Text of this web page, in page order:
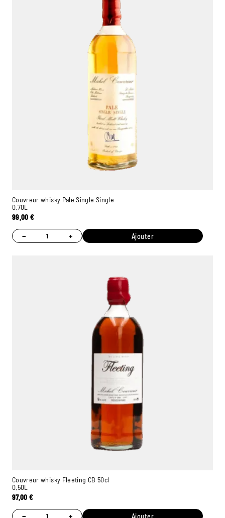
Couvreur whisky Pale Single Single
0,70L
99,00€
− + Ajouter
Couvreur whisky Fleeting CB 50cl
0,50L
97,00€
− + Ajouter